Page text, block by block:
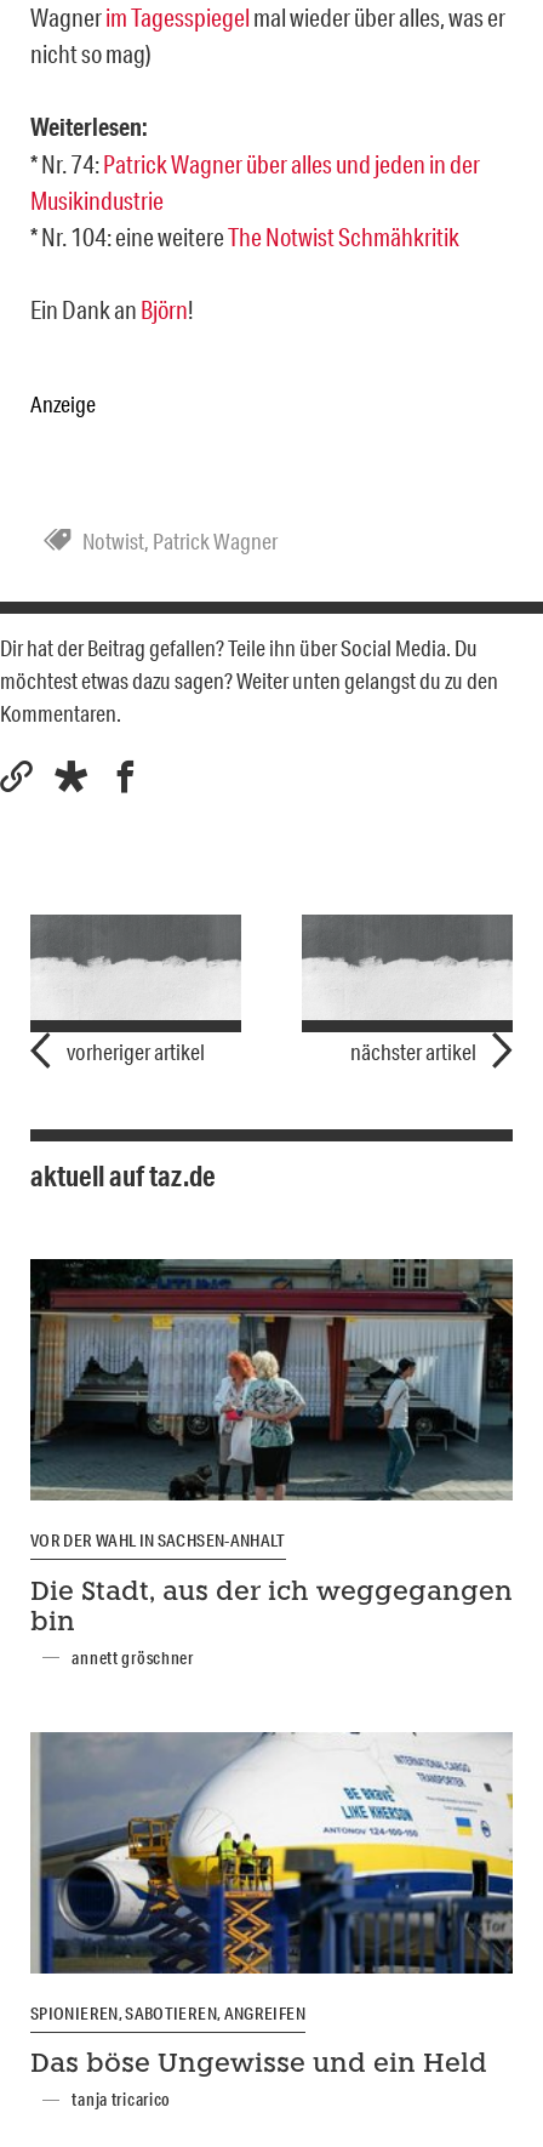
Wagnerim Tagesspiegel mal wieder über alles, was er
nicht so mag)
Weiterlesen:
* Nr. 74:Patrick Wagner über alles und jeden in der
Musikindustrie
* Nr. 104: eine weitereThe Notwist Schmähkritik
Ein Dank an Björn!
Anzeige
Notwist, Patrick Wagner
Dir hat der Beitrag gefallen? Teile ihn über Social Media. Du
möchtest etwas dazu sagen? Weiter unten gelangst du zu den
Kommentaren.
vorheriger artikel nächster artikel
aktuell auf taz.de
VOR DER WAHL IN SACHSEN-ANHALT
Die Stadt, aus der ich weggegangen
bin
annett gröschner
SPIONIEREN, SABOTIEREN, ANGREIFEN
Das böse Ungewisse und ein Held
tanja tricarico